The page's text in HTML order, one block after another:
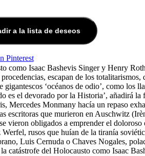
a la lista de deseos
Pinterest
como Isaac Bashevis Singer y Henry
escapan de los totalitarismos,
‘océanos de odio’, como los
es el devorado por la Historia’, añadirá la
Mercedes Monmany hacía un repaso
escritoras que murieron en Auschwitz
vieron obligados a emprender el
rusos que huían de la tiranía
Luis Cernuda o Chaves Nogales,
catástrofe del Holocausto como Isaac